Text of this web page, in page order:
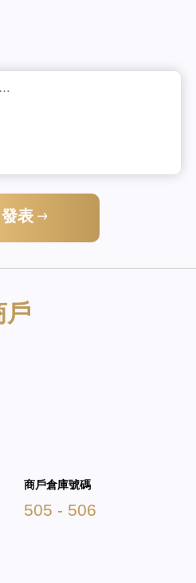
發表
戶
商戶倉庫號碼
505 - 506